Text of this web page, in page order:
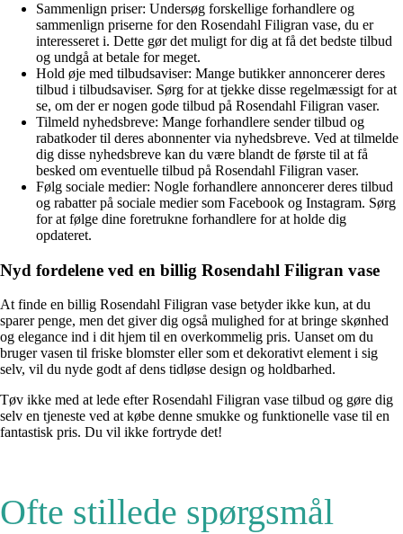
Sammenlign priser: Undersøg forskellige forhandlere og
sammenlign priserne for den Rosendahl Filigran vase, du er
interesseret i. Dette gør det muligt for dig at få det bedste tilbud
og undgå at betale for meget.
Hold øje med tilbudsaviser: Mange butikker annoncerer deres
tilbud i tilbudsaviser. Sørg for at tjekke disse regelmæssigt for at
se, om der er nogen gode tilbud på Rosendahl Filigran vaser.
Tilmeld nyhedsbreve: Mange forhandlere sender tilbud og
rabatkoder til deres abonnenter via nyhedsbreve. Ved at tilmelde
dig disse nyhedsbreve kan du være blandt de første til at få
besked om eventuelle tilbud på Rosendahl Filigran vaser.
Følg sociale medier: Nogle forhandlere annoncerer deres tilbud
og rabatter på sociale medier som Facebook og Instagram. Sørg
for at følge dine foretrukne forhandlere for at holde dig
opdateret.
Nyd fordelene ved en billig Rosendahl Filigran vase
At finde en billig Rosendahl Filigran vase betyder ikke kun, at du
sparer penge, men det giver dig også mulighed for at bringe skønhed
og elegance ind i dit hjem til en overkommelig pris. Uanset om du
bruger vasen til friske blomster eller som et dekorativt element i sig
selv, vil du nyde godt af dens tidløse design og holdbarhed.
Tøv ikke med at lede efter Rosendahl Filigran vase tilbud og gøre dig
selv en tjeneste ved at købe denne smukke og funktionelle vase til en
fantastisk pris. Du vil ikke fortryde det!
Ofte stillede spørgsmål